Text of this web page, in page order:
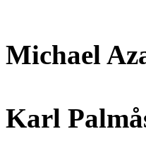
Michael
Karl